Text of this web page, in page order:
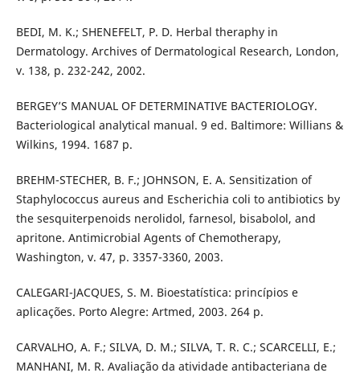
BEDI, M. K.; SHENEFELT, P. D. Herbal theraphy in
Dermatology. Archives of Dermatological Research, London,
v. 138, p. 232-242, 2002.
BERGEY’S MANUAL OF DETERMINATIVE BACTERIOLOGY.
Bacteriological analytical manual. 9 ed. Baltimore: Willians &
Wilkins, 1994. 1687 p.
BREHM-STECHER, B. F.; JOHNSON, E. A. Sensitization of
Staphylococcus aureus and Escherichia coli to antibiotics by
the sesquiterpenoids nerolidol, farnesol, bisabolol, and
apritone. Antimicrobial Agents of Chemotherapy,
Washington, v. 47, p. 3357-3360, 2003.
CALEGARI-JACQUES, S. M. Bioestatística: princípios e
aplicações. Porto Alegre: Artmed, 2003. 264 p.
CARVALHO, A. F.; SILVA, D. M.; SILVA, T. R. C.; SCARCELLI, E.;
MANHANI, M. R. Avaliação da atividade antibacteriana de